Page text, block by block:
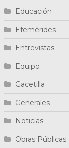
Educación
Efemérides
Entrevistas
Equipo
Gacetilla
Generales
Noticias
Obras Públicas